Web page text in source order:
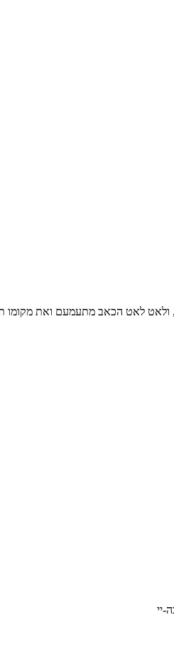
לאט הכאב מתעמעם ואת מקומו
יי